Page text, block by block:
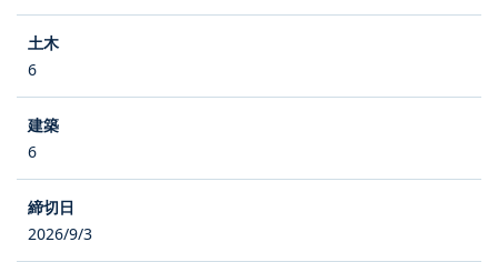
6
6
2026/9/3